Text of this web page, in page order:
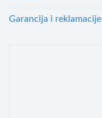
Garancija i reklamacije